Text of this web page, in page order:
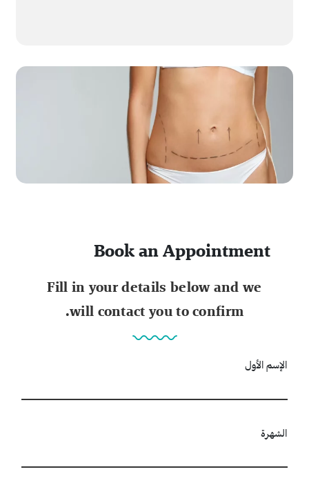
Book an Appointment
Fill in your details below and we
will contact you to confirm.
الإسم الأول
الشهرة